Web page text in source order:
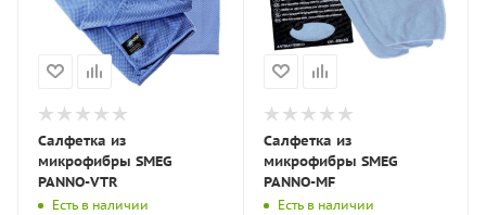
Салфетка из
микрофибры SMEG
PANNO-VTR
Есть в наличии
Салфетка из
микрофибры SMEG
PANNO-MF
Есть в наличии